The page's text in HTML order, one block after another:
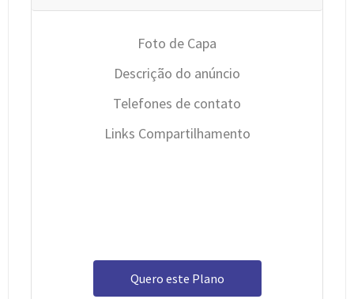
Foto de Capa
Descrição do anúncio
Telefones de contato
Links Compartilhamento
Quero este Plano